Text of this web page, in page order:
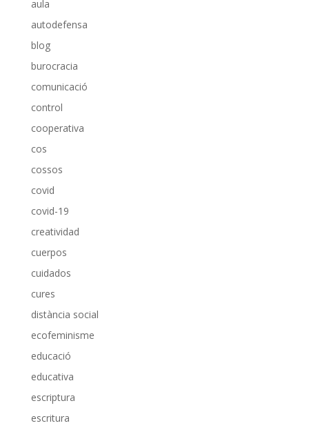
aula
autodefensa
blog
burocracia
comunicació
control
cooperativa
cos
cossos
covid
covid-19
creatividad
cuerpos
cuidados
cures
distància social
ecofeminisme
educació
educativa
escriptura
escritura